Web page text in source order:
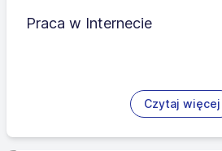
Praca w Internecie
Czytaj więcej